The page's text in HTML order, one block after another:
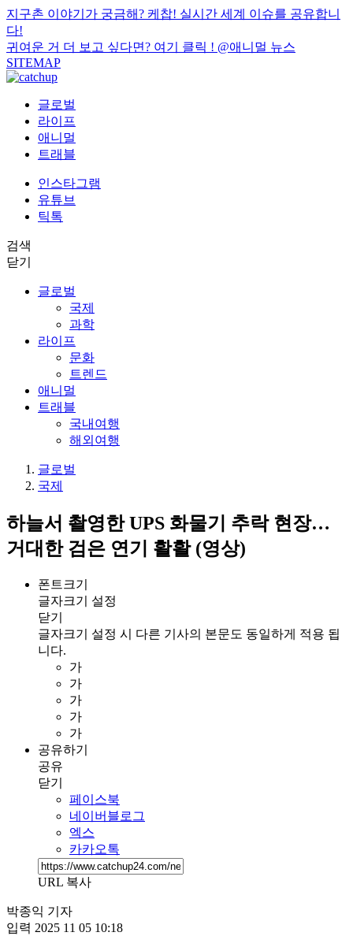
지구촌 이야기가 궁금해? 케찹! 실시간 세계 이슈를 공유합니
다!
귀여운 거 더 보고 싶다면? 여기 클릭 ! @애니멀 뉴스
SITEMAP
글로벌
라이프
애니멀
트래블
인스타그램
유튜브
틱톡
검색
닫기
글로벌
국제
과학
라이프
문화
트렌드
애니멀
트래블
국내여행
해외여행
글로벌
국제
하늘서 촬영한 UPS 화물기 추락 현장…
거대한 검은 연기 활활 (영상)
폰트크기
글자크기 설정
닫기
글자크기 설정 시 다른 기사의 본문도 동일하게 적용 됩
니다.
가
가
가
가
가
공유하기
공유
닫기
페이스북
네이버블로그
엑스
카카오톡
URL 복사
박종익 기자
입력 2025 11 05 10:18